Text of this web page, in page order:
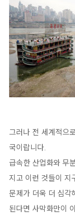
그러나 전 세계적으
국이랍니다.
급속한 산업화와 무
지고 이런 것들이 지
문제가 더욱 더 심각
된다면 사막화만이